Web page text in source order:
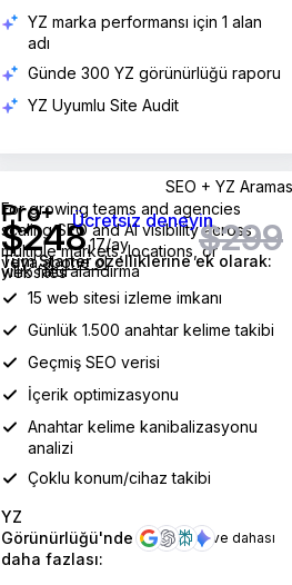
YZ marka performansı için 1 alan
adı
Günde 300 YZ görünürlüğü raporu
YZ Uyumlu Site Audit
Pro+
SEO + YZ
For growing teams and agencies
scaling SEO and AI visibility across
multiple markets, locations, or
websites
$248,17/ay
yıllık faturalandırma
$299
Ücretsiz deneyin
veyaabone ol
Tüm Starter özelliklerine ek olarak:
15 web sitesi izleme imkanı
Günlük 1.500 anahtar kelime takibi
Geçmiş SEO verisi
İçerik optimizasyonu
Anahtar kelime kanibalizasyonu
analizi
Çoklu konum/cihaz takibi
YZ
Görünürlüğü'nde
daha fazlası:
ve dahası